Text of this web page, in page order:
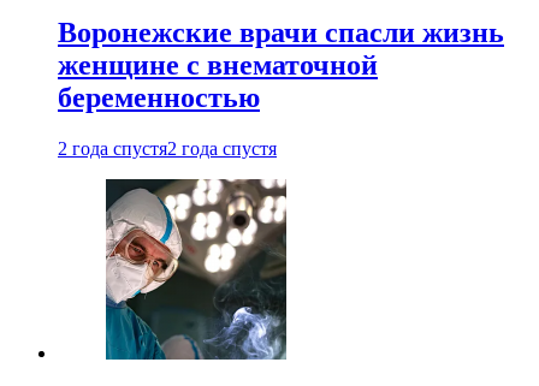
Воронежские врачи спасли жизнь
женщине с внематочной
беременностью
2 года спустя2 года спустя